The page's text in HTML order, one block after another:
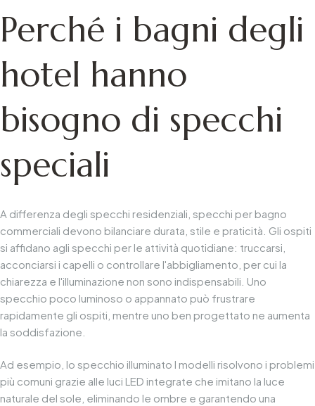
Perché i bagni degli
hotel hanno
bisogno di specchi
speciali
A differenza degli specchi residenziali, specchi per bagno
commerciali devono bilanciare durata, stile e praticità. Gli ospiti
si affidano agli specchi per le attività quotidiane: truccarsi,
acconciarsi i capelli o controllare l'abbigliamento, per cui la
chiarezza e l'illuminazione non sono indispensabili. Uno
specchio poco luminoso o appannato può frustrare
rapidamente gli ospiti, mentre uno ben progettato ne aumenta
la soddisfazione.
Ad esempio, lo specchio illuminato I modelli risolvono i problemi
più comuni grazie alle luci LED integrate che imitano la luce
naturale del sole, eliminando le ombre e garantendo una